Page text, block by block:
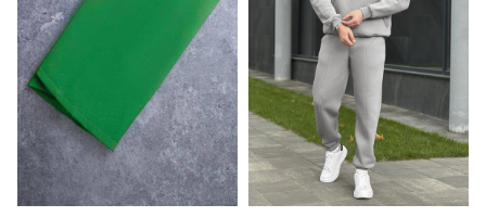
Призначення для повсякденного носіння
Стать чоловічий
Стиль повсякденний
Сезон зима